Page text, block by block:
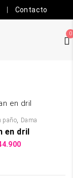
Contacto
0
paño, Dama
en dril